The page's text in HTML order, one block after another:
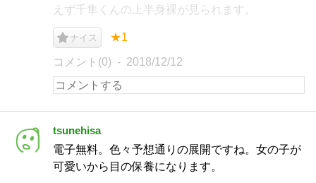
えず千隼くんの上半身裸が見られます。
ナイス ★1
コメント(0) 2018/12/12
tsunehisa
電子無料。色々予想通りの展開ですね。女の子が
可愛いから目の保養になります。